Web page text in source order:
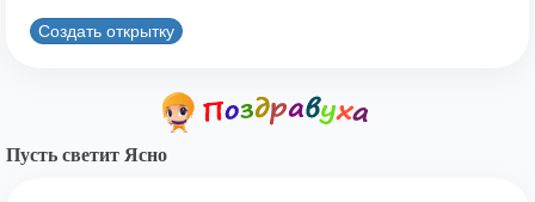
Создать открытку
Пусть светит Ясно